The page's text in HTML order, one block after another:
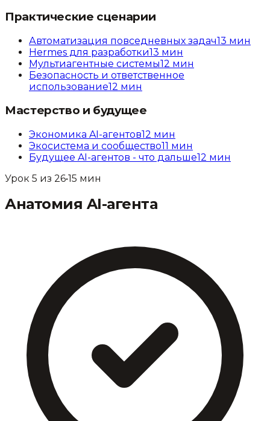
Практические сценарии
Автоматизация повседневных задач13 мин
Hermes для разработки13 мин
Мультиагентные системы12 мин
Безопасность и ответственное
использование12 мин
Мастерство и будущее
Экономика AI-агентов12 мин
Экосистема и сообщество11 мин
Будущее AI-агентов - что дальше12 мин
Урок 5 из 26•15 мин
Анатомия AI-агента